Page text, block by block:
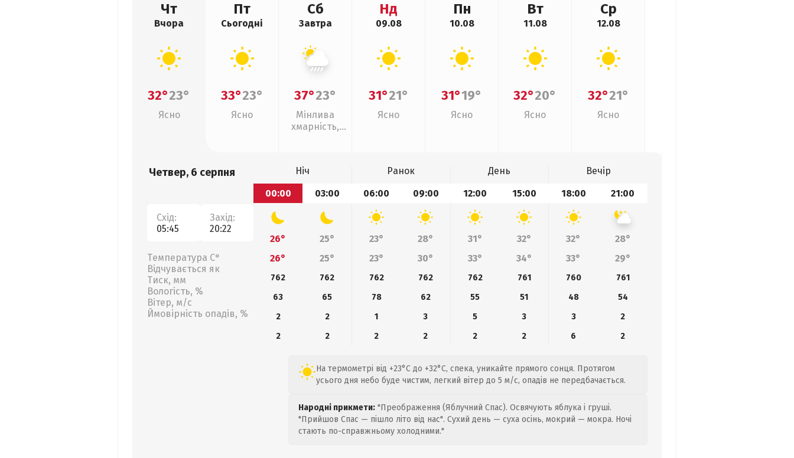
Чт
Вчора
32°23°
Ясно
Пт
Сьогодні
33°23°
Ясно
Сб
Завтра
37°23°
Мінлива
хмарність,
Нд
09.08
31°21°
Ясно
Пн
10.08
31°19°
Ясно
Вт
11.08
32°20°
Ясно
Ср
12.08
32°21°
Ясно
Четвер, 6 серпня
Схід:
05:45
Захід:
20:22
Температура С°
Відчувається як
Тиск, мм
Вологість, %
Вітер, м/с
Ймовірність опадів, %
Ніч Ранок День
Вечір
00:00
03:00 06:00 09:00 12:00 15:00 18:00 21:00
26° 25° 23° 28° 31° 32° 32°
28°
26°
25° 23° 30° 33° 34° 33° 29°
762 762 762 762 762 761 760
761
63
65 78 62 55 51 48
54
2
2 1 3 5 3 3
2
2
2 2 2 2 2 6 2
На термометрі від +23°C до +32°C, спека, уникайте прямого сонця. Протягом
усього дня небо буде чистим, легкий вітер до 5 м/с, опадів не передбачається.
Народні прикмети: "Преображення (Яблучний Спас). Освячують яблука і груші.
"Прийшов Спас — пішло літо від нас". Сухий день — суха осінь, мокрий — мокра. Ночі
стають по-справжньому холодними."